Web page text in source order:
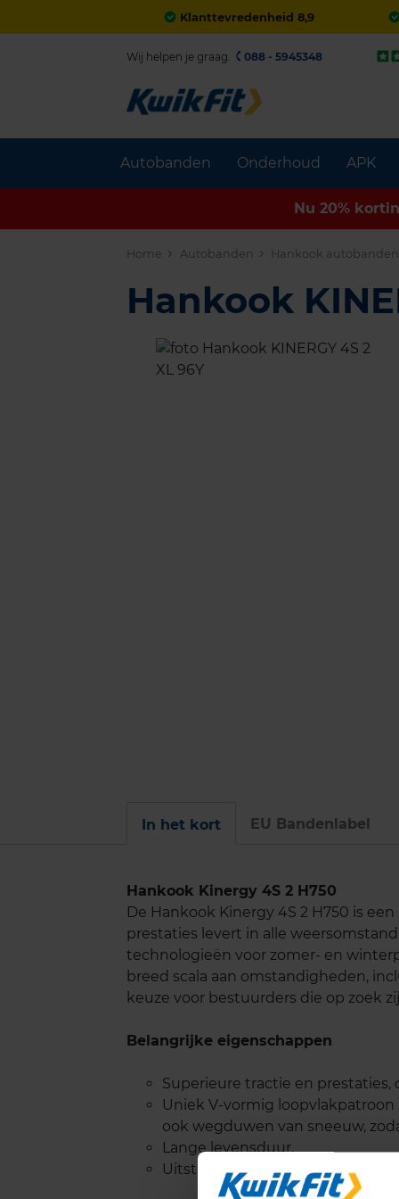
Klanttevredenheid 8,9
Autobanden Onderhoud APK
Wij helpen je graag. 088 - 5945348
Nu 20%
Home Autobanden Hankook autobanden
Hankook
In het kort EU Bandenlabel
Hankook Kinergy 4S 2 H750
De Hankook Kinergy 4S 2 H750 is
prestaties levert in alle
technologieën voor zomer- en
breed scala aan omstandigheden,
keuze voor bestuurders die op zoek
Belangrijke eigenschappen
Superieure tractie en prestaties,
Uniek V-vormig
ook wegduwen van sneeuw,
Lange levensduur.
Uitstekende handling op zowel